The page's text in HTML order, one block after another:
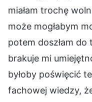
miałam trochę
może mogłabym
potem doszłam do
brakuje mi
byłoby poświęcić
fachowej wiedzy,